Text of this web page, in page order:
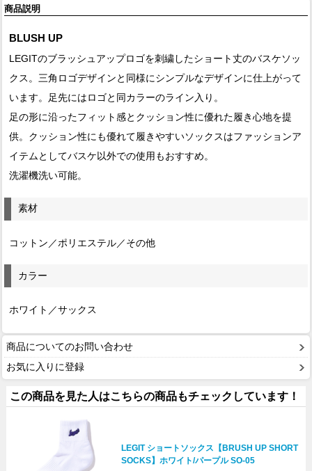
商品説明
BLUSH UP
LEGITのブラッシュアップロゴを刺繍したショート丈のバスケソッ
クス。三角ロゴデザインと同様にシンプルなデザインに仕上がって
います。足先にはロゴと同カラーのライン入り。
足の形に沿ったフィット感とクッション性に優れた履き心地を提
供。クッション性にも優れて履きやすいソックスはファッションア
イテムとしてバスケ以外での使用もおすすめ。
洗濯機洗い可能。
素材
コットン／ポリエステル／その他
カラー
ホワイト／サックス
商品についてのお問い合わせ
お気に入りに登録
この商品を見た人はこちらの商品もチェックしています！
LEGIT ショートソックス【BRUSH UP SHORT
SOCKS】ホワイト/パープル SO-05